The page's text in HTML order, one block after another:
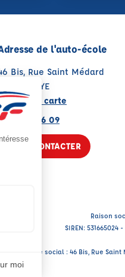
de l'auto-école
Bis, Rue Saint Médard
80700 ROYE
sur la carte
22 78 26 09
NOUS CONTACTER
Raison
SIREN:
Siège social : 46 Bis, Rue